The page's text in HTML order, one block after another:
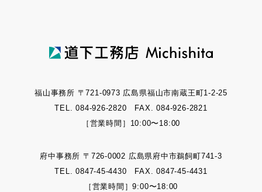
福山事務所 〒721-0973 広島県福山市南蔵王町1-2-25
TEL. 084-926-2820 FAX. 084-926-2821
［営業時間］10:00〜18:00
府中事務所 〒726-0002 広島県府中市鵜飼町741-3
TEL. 0847-45-4430 FAX. 0847-45-4431
［営業時間］9:00〜18:00